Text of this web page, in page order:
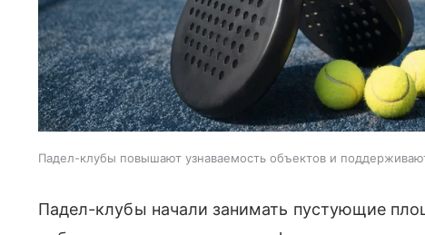
Падел-клубы повышают узнаваемость объектов и
Падел-клубы начали занимать пустующие